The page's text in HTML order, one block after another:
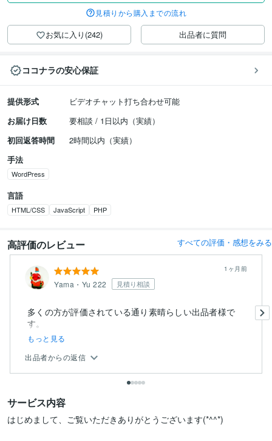
見積りから購入までの流れ
お気に入り(242) 出品者に質問
ココナラの安心保証
提供形式
ビデオチャット打ち合わせ可能
お届け日数
要相談 / 1日以内（実績）
初回返答時間
2時間以内（実績）
手法
WordPress
言語
HTML/CSS JavaScript PHP
高評価のレビュー すべての評価・感想をみる
Yama・Yu 222 見積り相談
1ヶ月前
多くの方が評価されている通り素晴らしい出品者様で
もっと見る
出品者からの返信
サービス内容
はじめまして、ご覧いただきありがとうございます(*^^*)